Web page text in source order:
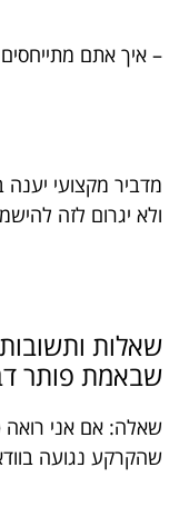
– איך אתם
מדביר מקצועי
ולא יגרום לזה
שאלות
שבאמת פותר
שאלה: אם אני רואה
שהקרקע נגועה